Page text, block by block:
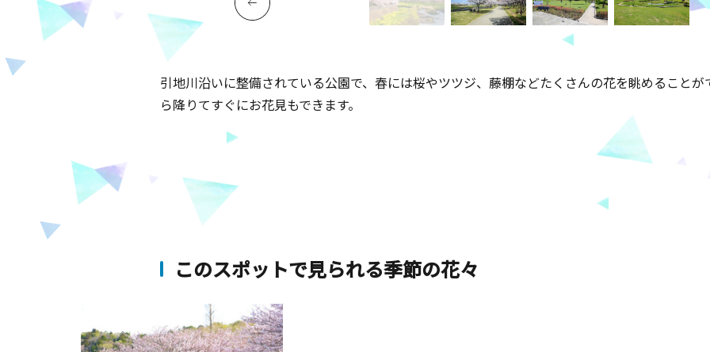
引地川沿いに整備されている公園で、春には桜やツツジ、藤棚などたくさんの花を眺めること
ら降りてすぐにお花見もできます。
このスポットで見られる季節の花々